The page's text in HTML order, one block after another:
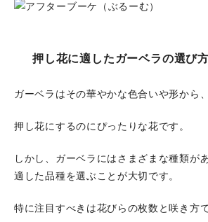
押し花に適したガーベラの選び方
ガーベラはその華やかな色合いや形から、
押し花にするのにぴったりな花です。
しかし、ガーベラにはさまざまな種類が
適した品種を選ぶことが大切です。
特に注目すべきは花びらの枚数と咲き方で